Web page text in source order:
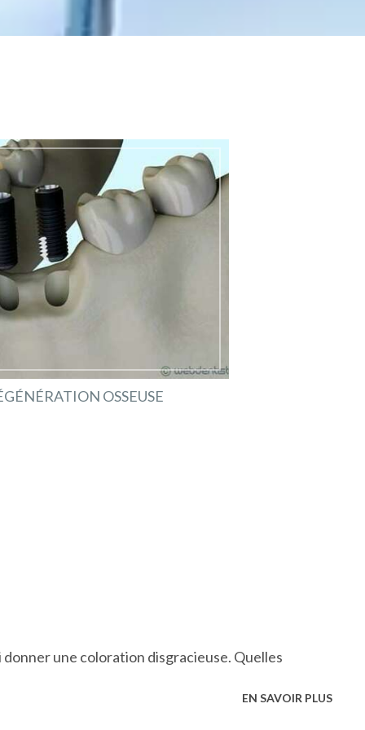
OSSEUSE
une coloration disgracieuse. Quelles
EN SAVOIR PLUS